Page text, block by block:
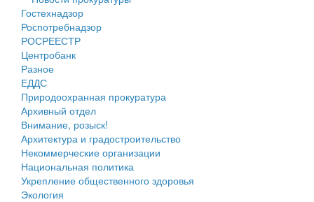
Собрание депутатов
Городское поселение
Сельские поселения
Гостехнадзор
Роспотребнадзор
РОСРЕЕСТР
Центробанк
Разное
ЕДДС
Природоохранная прокуратура
Архивный отдел
Внимание, розыск!
Архитектура и градостроительство
Некоммерческие организации
Национальная политика
Укрепление общественного здоровья
Экология